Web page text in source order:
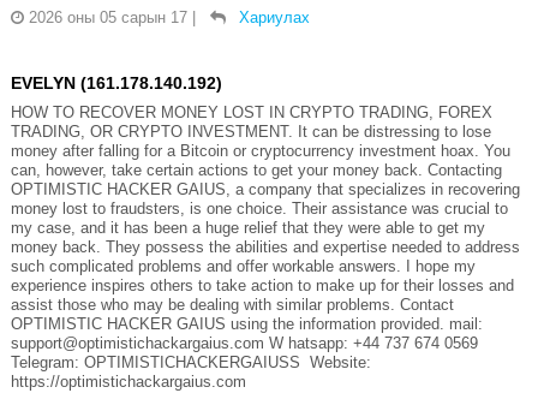
2026 оны 05 сарын 17
Хариулах
EVELYN (161.178.140.192)
HOW TO RECOVER MONEY LOST IN CRYPTO TRADING, FOREX
TRADING, OR CRYPTO INVESTMENT. It can be distressing to lose
money after falling for a Bitcoin or cryptocurrency investment hoax. You
can, however, take certain actions to get your money back. Contacting
OPTIMISTIC HACKER GAIUS, a company that specializes in recovering
money lost to fraudsters, is one choice. Their assistance was crucial to
my case, and it has been a huge relief that they were able to get my
money back. They possess the abilities and expertise needed to address
such complicated problems and offer workable answers. I hope my
experience inspires others to take action to make up for their losses and
assist those who may be dealing with similar problems. Contact
OPTIMISTIC HACKER GAIUS using the information provided. mail:
support@optimistichackargaius.com W hatsapp: +44 737 674 0569
Telegram: OPTIMISTICHACKERGAIUSS Website:
https://optimistichackargaius.com